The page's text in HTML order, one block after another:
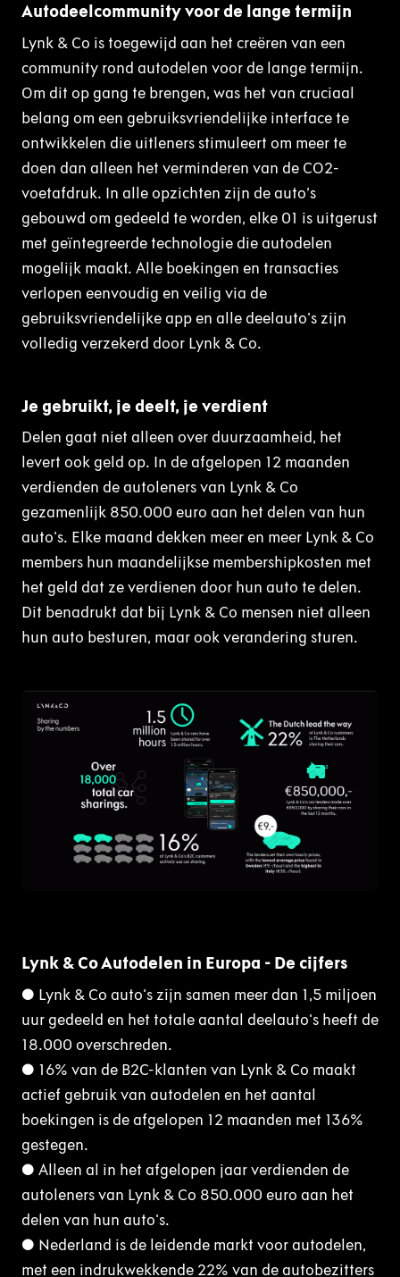
Autodeelcommunity voor de lange termijn
Lynk & Co is toegewijd aan het creëren van een
community rond autodelen voor de lange termijn.
Om dit op gang te brengen, was het van cruciaal
belang om een gebruiksvriendelijke interface te
ontwikkelen die uitleners stimuleert om meer te
doen dan alleen het verminderen van de CO2-
voetafdruk. In alle opzichten zijn de auto’s
gebouwd om gedeeld te worden, elke 01 is uitgerust
met geïntegreerde technologie die autodelen
mogelijk maakt. Alle boekingen en transacties
verlopen eenvoudig en veilig via de
gebruiksvriendelijke app en alle deelauto's zijn
volledig verzekerd door Lynk & Co.
Je gebruikt, je deelt, je verdient
Delen gaat niet alleen over duurzaamheid, het
levert ook geld op. In de afgelopen 12 maanden
verdienden de autoleners van Lynk & Co
gezamenlijk 850.000 euro aan het delen van hun
auto's. Elke maand dekken meer en meer Lynk & Co
members hun maandelijkse membershipkosten met
het geld dat ze verdienen door hun auto te delen.
Dit benadrukt dat bij Lynk & Co mensen niet alleen
hun auto besturen, maar ook verandering sturen.
Lynk & Co Autodelen in Europa - De cijfers
● Lynk & Co auto's zijn samen meer dan 1,5 miljoen
uur gedeeld en het totale aantal deelauto's heeft de
18.000 overschreden.
● 16% van de B2C-klanten van Lynk & Co maakt
actief gebruik van autodelen en het aantal
boekingen is de afgelopen 12 maanden met 136%
gestegen.
● Alleen al in het afgelopen jaar verdienden de
autoleners van Lynk & Co 850.000 euro aan het
delen van hun auto's.
● Nederland is de leidende markt voor autodelen,
met een indrukwekkende 22% van de autobezitters